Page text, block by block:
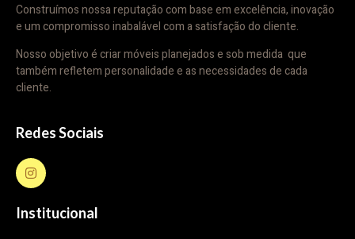
Construímos nossa reputação com base em excelência, inovação
e um compromisso inabalável com a satisfação do cliente.
Nosso objetivo é criar móveis planejados e sob medida que
também refletem personalidade e as necessidades de cada
cliente.
Redes Sociais
Institucional